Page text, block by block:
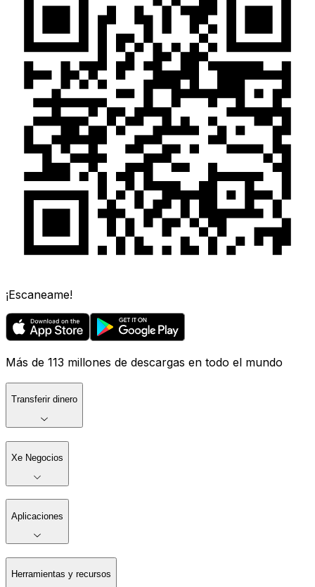
¡Escaneame!
Más de 113 millones de descargas en todo el mundo
Transferir dinero
Xe Negocios
Aplicaciones
Herramientas y recursos